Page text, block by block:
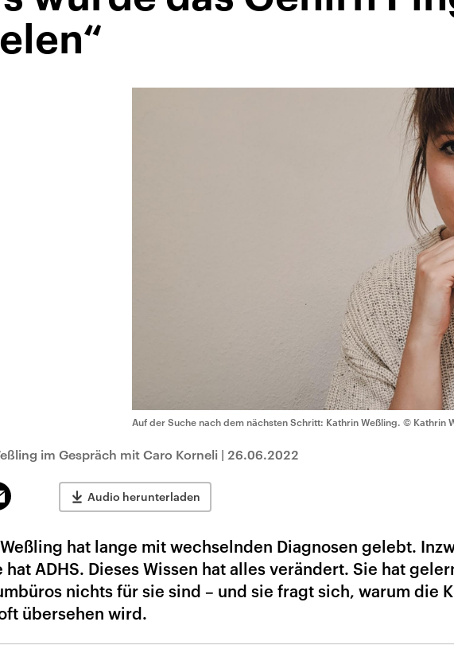
Auf der Suche nach dem nächsten Schritt: Kathrin Weßling. © Kathrin
im Gespräch mit Caro Korneli | 26.06.2022
Audio herunterladen
hat lange mit wechselnden Diagnosen gelebt.
hat ADHS. Dieses Wissen hat alles verändert. Sie hat
nichts für sie sind – und sie fragt sich, warum die
übersehen wird.